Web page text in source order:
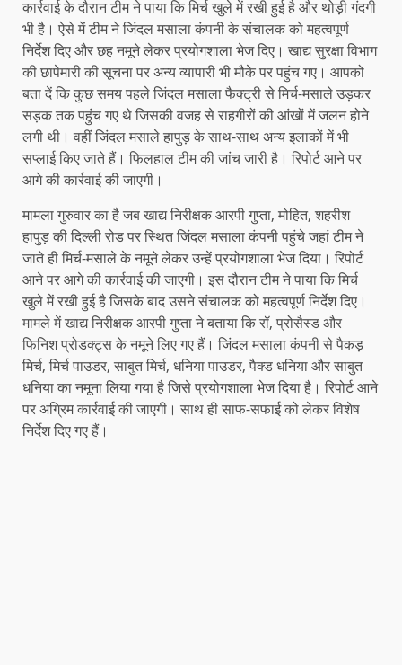
कार्रवाई के दौरान टीम ने पाया कि मिर्च खुले में रखी हुई है और थोड़ी गंदगी
भी है। ऐसे में टीम ने जिंदल मसाला कंपनी के संचालक को महत्वपूर्ण
निर्देश दिए और छह नमूने लेकर प्रयोगशाला भेज दिए। खाद्य सुरक्षा विभाग
की छापेमारी की सूचना पर अन्य व्यापारी भी मौके पर पहुंच गए। आपको
बता दें कि कुछ समय पहले जिंदल मसाला फैक्ट्री से मिर्च-मसाले उड़कर
सड़क तक पहुंच गए थे जिसकी वजह से राहगीरों की आंखों में जलन होने
लगी थी। वहीं जिंदल मसाले हापुड़ के साथ-साथ अन्य इलाकों में भी
सप्लाई किए जाते हैं। फिलहाल टीम की जांच जारी है। रिपोर्ट आने पर
आगे की कार्रवाई की जाएगी।
मामला गुरुवार का है जब खाद्य निरीक्षक आरपी गुप्ता, मोहित, शहरीश
हापुड़ की दिल्ली रोड पर स्थित जिंदल मसाला कंपनी पहुंचे जहां टीम ने
जाते ही मिर्च-मसाले के नमूने लेकर उन्हें प्रयोगशाला भेज दिया। रिपोर्ट
आने पर आगे की कार्रवाई की जाएगी। इस दौरान टीम ने पाया कि मिर्च
खुले में रखी हुई है जिसके बाद उसने संचालक को महत्वपूर्ण निर्देश दिए।
मामले में खाद्य निरीक्षक आरपी गुप्ता ने बताया कि रॉ, प्रोसैस्ड और
फिनिश प्रोडक्ट्स के नमूने लिए गए हैं। जिंदल मसाला कंपनी से पैकड़
मिर्च, मिर्च पाउडर, साबुत मिर्च, धनिया पाउडर, पैक्ड धनिया और साबुत
धनिया का नमूना लिया गया है जिसे प्रयोगशाला भेज दिया है। रिपोर्ट आने
पर अग्रिम कार्रवाई की जाएगी। साथ ही साफ-सफाई को लेकर विशेष
निर्देश दिए गए हैं।